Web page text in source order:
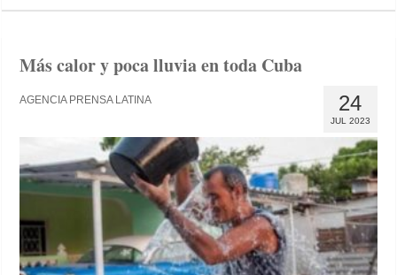
Más calor y poca lluvia en toda Cuba
24
JUL 2023
AGENCIA PRENSA LATINA